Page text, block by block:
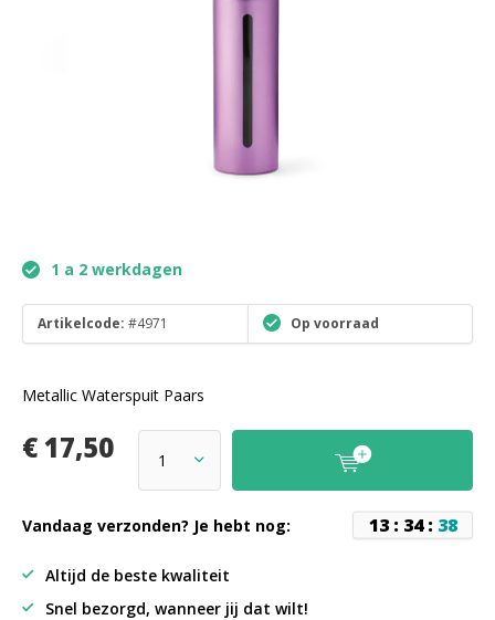
1 a 2 werkdagen
Artikelcode: #4971 Op voorraad
Metallic Waterspuit Paars
€ 17,50
Vandaag verzonden? Je hebt nog: 13: 34: 38
Altijd de beste kwaliteit
Snel bezorgd, wanneer jij dat wilt!